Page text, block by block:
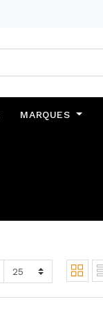
MARQUES